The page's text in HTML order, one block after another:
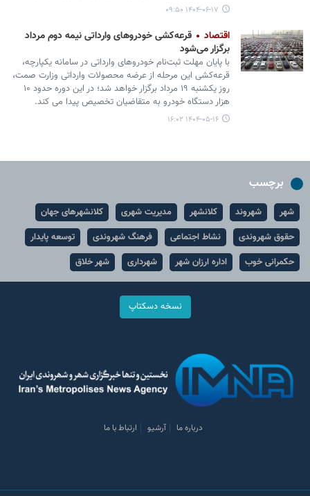
۱۴۰۴-۰۶-۱۷ ۰۹:۵۰
اقتصاد
قرعه‌کشی خودروهای وارداتی نیمه دوم مرداد
برگزار می‌شود
با پایان مهلت ثبت‌نام خودروهای وارداتی در سامانه یکپارچه،
قرعه‌کشی این مرحله از عرضه محصولات وارداتی وزارت صمت،
روز یکشنبه ۱۹ مرداد برگزار خواهد شد؛ در این دوره حدود ۱۰
هزار دستگاه خودرو به متقاضیان تخصیص پیدا می کند.
۱۴۰۴-۰۵-۱۶ ۱۶:۰۲
برچسب
شهر شهروند کلانشهر مدیریت شهری
کلانشهرهای جهان
حقوق شهروندی
نشاط اجتماعی فرهنگ شهروندی
توسعه پایدار
حکمرانی خوب
اداره ارزان شهر شهرداری شهر خلاق
نسخه دسکتاپ
درباره ما آرشیو ارتباط با ما